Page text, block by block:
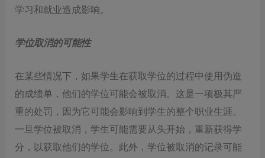
学习和就业造成影响。
学位取消的可能性
在某些情况下，如果学生在获取学位的过程中使用伪造
的成绩单，他们的学位可能会被取消。这是一项极其严
重的处罚，因为它可能会影响到学生的整个职业生涯。
一旦学位被取消，学生可能需要从头开始，重新获得学
分，以获取他们的学位。此外，学位被取消的记录可能